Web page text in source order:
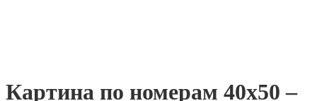
Картина по номерам 40х50 –